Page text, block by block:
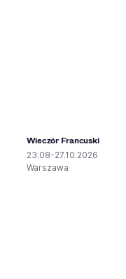
Wieczór Francuski
23.08-27.10.2026
Warszawa